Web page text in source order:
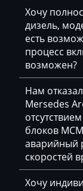
Kato
Keestrack
Kenworth
KingLong
Kioti
Kleemann
Хочу
дизель,
есть
процесс
возможен?
Нам
Mersedes
блоков
аварийный
скоростей
Хочу